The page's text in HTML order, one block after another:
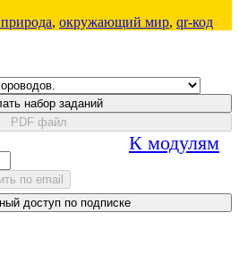
, окружающий мир, qr-код
набор заданий
PDF файл
К модулям
по email
доступ по подписке